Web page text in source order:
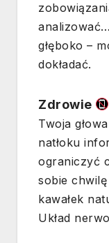
głęboko –
dokładać.
Zdrowie
Twoja
natłoku
ograniczyć
sobie
kawałek
Układ